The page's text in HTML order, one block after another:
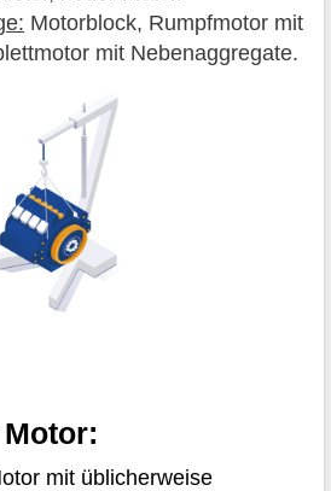
Motorblock, Rumpfmotor mit
mit Nebenaggregate.
mit üblicherweise